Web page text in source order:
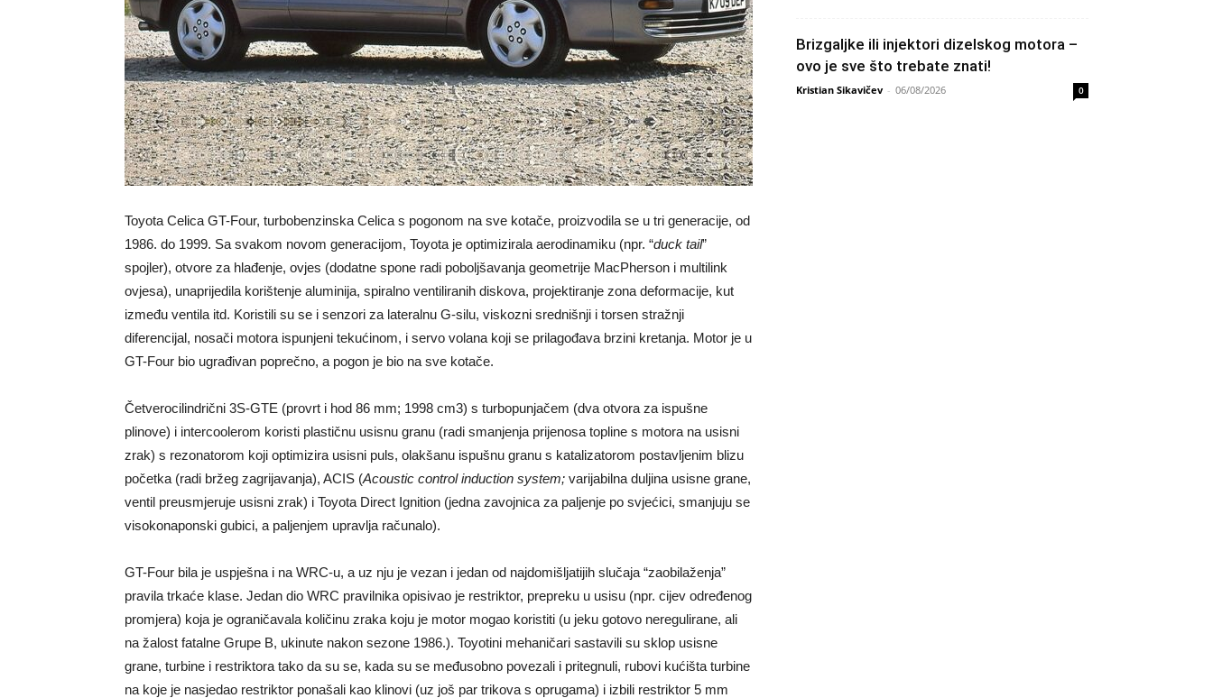
Toyota Celica GT-Four, turbobenzinska Celica s pogonom na sve kotače, proizvodila se u tri generacije, od
1986. do 1999. Sa svakom novom generacijom, Toyota je optimizirala aerodinamiku (npr. “duck tail”
spojler), otvore za hlađenje, ovjes (dodatne spone radi poboljšavanja geometrije MacPherson i multilink
ovjesa), unaprijedila korištenje aluminija, spiralno ventiliranih diskova, projektiranje zona deformacije, kut
između ventila itd. Koristili su se i senzori za lateralnu G-silu, viskozni srednišnji i torsen stražnji
diferencijal, nosači motora ispunjeni tekućinom, i servo volana koji se prilagođava brzini kretanja. Motor je u
GT-Four bio ugrađivan poprečno, a pogon je bio na sve kotače.
Četverocilindrični 3S-GTE (provrt i hod 86 mm; 1998 cm3) s turbopunjačem (dva otvora za ispušne
plinove) i intercoolerom koristi plastičnu usisnu granu (radi smanjenja prijenosa topline s motora na usisni
zrak) s rezonatorom koji optimizira usisni puls, olakšanu ispušnu granu s katalizatorom postavljenim blizu
početka (radi bržeg zagrijavanja), ACIS (Acoustic control induction system; varijabilna duljina usisne grane,
ventil preusmjeruje usisni zrak) i Toyota Direct Ignition (jedna zavojnica za paljenje po svjećici, smanjuju se
visokonaponski gubici, a paljenjem upravlja računalo).
GT-Four bila je uspješna i na WRC-u, a uz nju je vezan i jedan od najdomišljatijih slučaja “zaobilaženja”
pravila trkaće klase. Jedan dio WRC pravilnika opisivao je restriktor, prepreku u usisu (npr. cijev određenog
promjera) koja je ograničavala količinu zraka koju je motor mogao koristiti (u jeku gotovo neregulirane, ali
na žalost fatalne Grupe B, ukinute nakon sezone 1986.). Toyotini mehaničari sastavili su sklop usisne
grane, turbine i restriktora tako da su se, kada su se međusobno povezali i pritegnuli, rubovi kućišta turbine
na koje je nasjedao restriktor ponašali kao klinovi (uz još par trikova s oprugama) i izbili restriktor 5 mm
Brizgaljke ili injektori dizelskog motora –
ovo je sve što trebate znati!
Kristian Sikavičev - 06/08/2026 0